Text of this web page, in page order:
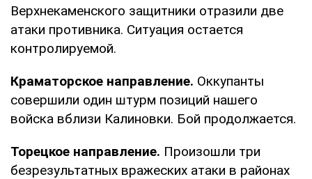
Верхнекаменского защитники отразили две
атаки противника. Ситуация остается
контролируемой.
Краматорское направление. Оккупанты
совершили один штурм позиций нашего
войска вблизи Калиновки. Бой продолжается.
Торецкое направление. Произошли три
безрезультатных вражеских атаки в районах